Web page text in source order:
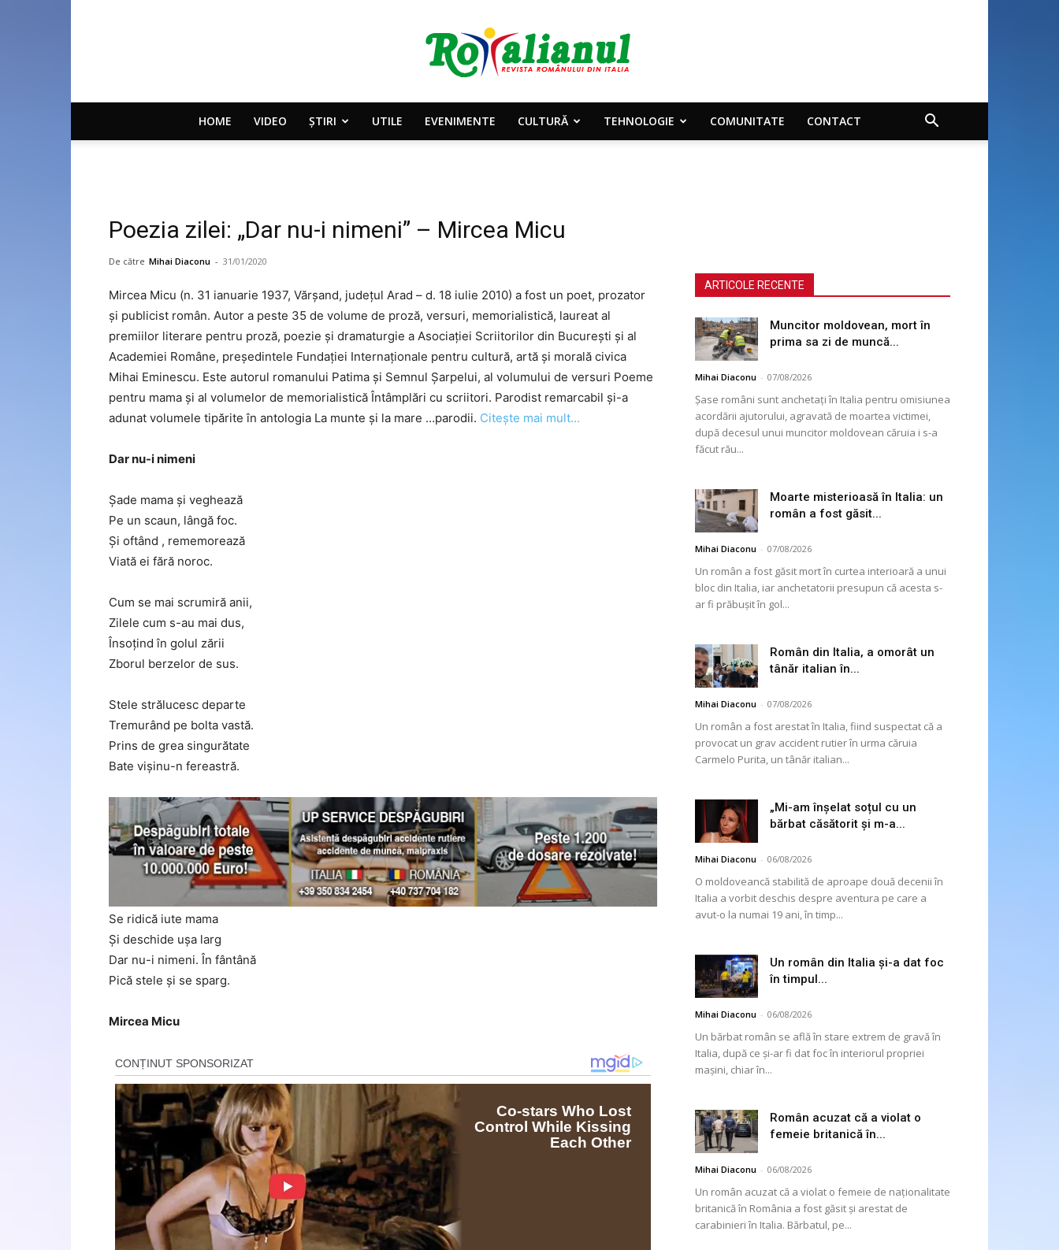
Rotalianul
–
Revista
HOME VIDEO ȘTIRI UTILE EVENIMENTE CULTURĂ TEHNOLOGIE COMUNITATE CONTACT
Poezia zilei: „Dar nu-i nimeni” – Mircea Micu
De către Mihai Diaconu - 31/01/2020
Mircea Micu (n. 31 ianuarie 1937, Vărșand, județul Arad – d. 18 iulie 2010) a fost un poet, prozator
și publicist român. Autor a peste 35 de volume de proză, versuri, memorialistică, laureat al
premiilor literare pentru proză, poezie și dramaturgie a Asociației Scriitorilor din București și al
Academiei Române, președintele Fundației Internaționale pentru cultură, artă și morală civica
Mihai Eminescu. Este autorul romanului Patima și Semnul Șarpelui, al volumului de versuri Poeme
pentru mama și al volumelor de memorialistică Întâmplări cu scriitori. Parodist remarcabil și-a
adunat volumele tipărite în antologia La munte și la mare …parodii. Citește mai mult…
Dar nu-i nimeni
Şade mama şi veghează
Pe un scaun, lângă foc.
Şi oftând , rememorează
Viată ei fără noroc.
Cum se mai scrumiră anii,
Zilele cum s-au mai dus,
Însoţind în golul zării
Zborul berzelor de sus.
Stele strălucesc departe
Tremurând pe bolta vastă.
Prins de grea singurătate
Bate vişinu-n fereastră.
Se ridică iute mama
Şi deschide uşa larg
Dar nu-i nimeni. În fântână
Pică stele şi se sparg.
Mircea Micu
ARTICOLE RECENTE
Muncitor moldovean, mort în
prima sa zi de muncă...
Mihai Diaconu - 07/08/2026
Șase români sunt anchetați în Italia pentru omisiunea
acordării ajutorului, agravată de moartea victimei,
după decesul unui muncitor moldovean căruia i s-a
făcut rău...
Moarte misterioasă în Italia: un
român a fost găsit...
Mihai Diaconu - 07/08/2026
Un român a fost găsit mort în curtea interioară a unui
bloc din Italia, iar anchetatorii presupun că acesta s-
ar fi prăbușit în gol...
Român din Italia, a omorât un
tânăr italian în...
Mihai Diaconu - 07/08/2026
Un român a fost arestat în Italia, fiind suspectat că a
provocat un grav accident rutier în urma căruia
Carmelo Purita, un tânăr italian...
„Mi-am înșelat soțul cu un
bărbat căsătorit și m-a...
Mihai Diaconu - 06/08/2026
O moldoveancă stabilită de aproape două decenii în
Italia a vorbit deschis despre aventura pe care a
avut-o la numai 19 ani, în timp...
Un român din Italia și-a dat foc
în timpul...
Mihai Diaconu - 06/08/2026
Un bărbat român se află în stare extrem de gravă în
Italia, după ce și-ar fi dat foc în interiorul propriei
mașini, chiar în...
Român acuzat că a violat o
femeie britanică în...
Mihai Diaconu - 06/08/2026
Un român acuzat că a violat o femeie de naționalitate
britanică în România a fost găsit și arestat de
carabinieri în Italia. Bărbatul, pe...